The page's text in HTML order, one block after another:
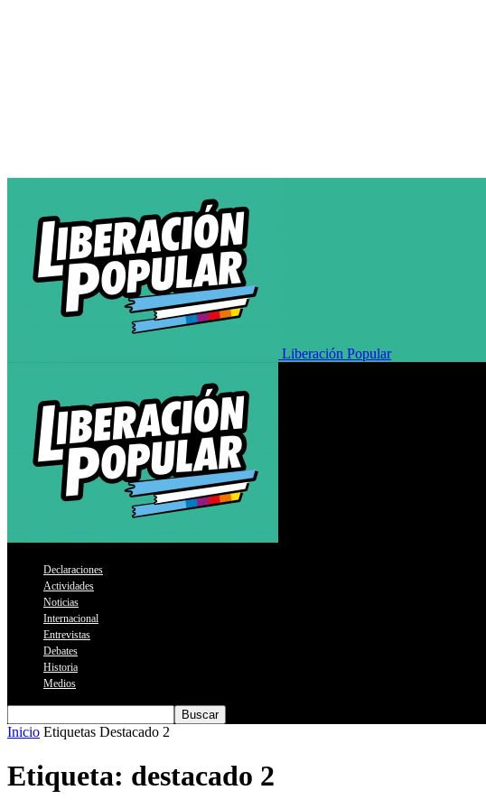
Liberación Popular
Declaraciones
Actividades
Noticias
Internacional
Entrevistas
Debates
Historia
Medios
Inicio Etiquetas Destacado 2
Etiqueta: destacado 2